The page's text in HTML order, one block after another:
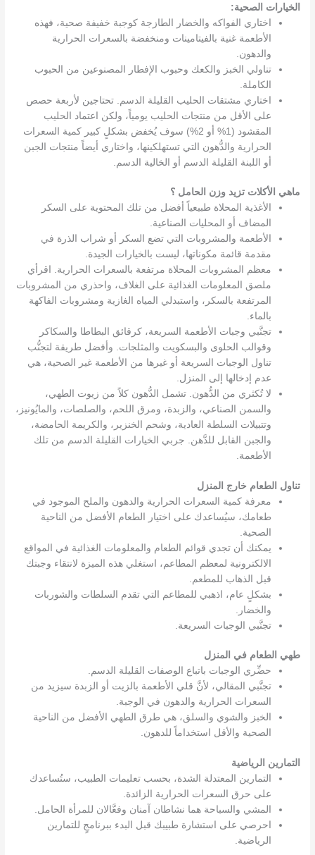
الخيارات الصحية:
اختاري الفواكه والخضار الطازجة كوجبة خفيفة صحية، فهذه
الأطعمة غنية بالفيتامينات ومنخفضة بالسعرات الحرارية
والدهون.
تناولي الخبز والكعك وحبوب الإفطار المصنوعين من الحبوب
الكاملة.
اختاري مشتقات الحليب القليلة الدسم. تحتاجين لأربعة حصص
على الأقل من منتجات الحليب يومياً، ولكن اعتماد الحليب
المقشود (1% أو 2%) سوف يُخفض بشكلٍ كبير كمية السعرات
الحرارية والدُّهون التي تستهلكينها، واختاري أيضاً منتجات الجبن
أو اللبنة القليلة الدسم أو الخالية الدسم.
ماهي الأكلات تزيد وزن الحامل ؟
الأغذية المحلاة طبيعياً أفضل من تلك المحتوية على السكر
المضاف أو المحليات الصناعية.
الأطعمة والمشروبات التي تضع السكر أو شراب الذرة في
مقدمة قائمة مكوناتها، ليست بالخيارات الجيدة.
معظم المشروبات المحلاة مرتفعة بالسعرات الحرارية. اقرأي
ملصق المعلومات الغذائية على الغلاف، واحذري من المشروبات
المرتفعة بالسكر، واستبدلي المياه الغازية ومشروبات الفاكهة
بالماء.
تجنَّبي وجبات الأطعمة السريعة، كرقائق البطاطا والسكاكر
وقوالب الحلوى والبسكويت والمثلجات. وأفضل طريقة لتجنُّب
تناول الوجبات السريعة أو غيرها من الأطعمة غير الصحية، هي
عدم إدخالها إلى المنزل.
لا تُكثري من الدُّهون. تشمل الدُّهون كلاً من زيوت الطهي،
والسمن الصناعي، والزبدة، ومرق اللحم، والصلصات، والمايُونيز،
وتتبيلات السلطة العادية، وشحم الخنزير، والكريمة الحامضة،
والجبن القابل للدَّهن. جربي الخيارات القليلة الدسم من تلك
الأطعمة.
تناول الطعام خارج المنزل
معرفة كمية السعرات الحرارية والدهون والملح الموجود في
طعامك، سيُساعدك على اختيار الطعام الأفضل من الناحية
الصحية.
يمكنك أن تجدي قوائم الطعام والمعلومات الغذائية في المواقع
الالكترونية لمعظم المطاعم، استغلي هذه الميزة لانتقاء وجبتك
قبل الذهاب للمطعم.
بشكلٍ عام، اذهبي للمطاعم التي تقدم السلطات والشوربات
والخضار.
تجنَّبي الوجبات السريعة.
طهي الطعام في المنزل
حضِّري الوجبات باتباع الوصفات القليلة الدسم.
تجنَّبي المقالي، لأنَّ قلي الأطعمة بالزيت أو الزبدة سيزيد من
السعرات الحرارية والدهون في الوجبة.
الخبز والشوي والسلق، هي طرق الطهي الأفضل من الناحية
الصحية والأقل استخداماً للدهون.
التمارين الرياضية
التمارين المعتدلة الشدة، بحسب تعليمات الطبيب، ستُساعدك
على حرق السعرات الحرارية الزائدة.
المشي والسباحة هما نشاطان آمنان وفعَّالان للمرأة الحامل.
احرصي على استشارة طبيبك قبل البدء ببرنامجٍ للتمارين
الرياضية.